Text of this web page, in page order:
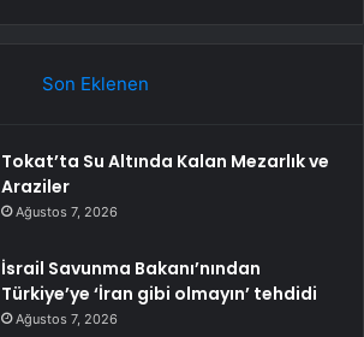
Son Eklenen
Tokat’ta Su Altında Kalan Mezarlık ve
Araziler
Ağustos 7, 2026
İsrail Savunma Bakanı’nından
Türkiye’ye ‘İran gibi olmayın’ tehdidi
Ağustos 7, 2026